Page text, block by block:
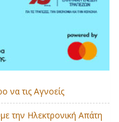
να τις Αγνοείς
την Ηλεκτρονική Απάτη